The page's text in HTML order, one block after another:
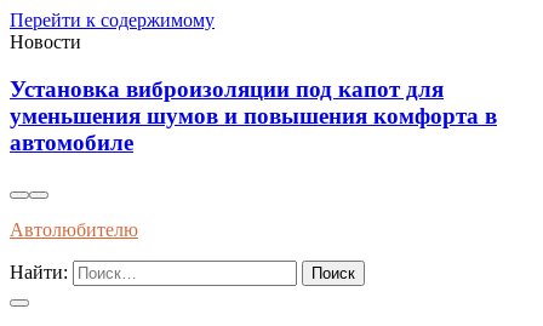
Перейти к содержимому
Новости
в
Влияние современного топлива на износ и
долговечность двигателей внутреннего
Автолюбителю
Найти: